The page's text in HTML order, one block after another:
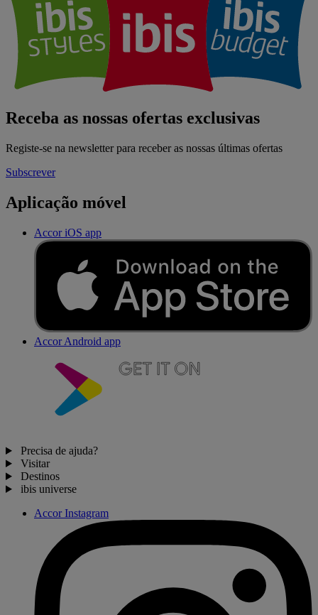
Receba as nossas ofertas exclusivas
Registe-se na newsletter para receber as nossas últimas ofertas
Subscrever
Aplicação móvel
Accor iOS app
Accor Android app
Precisa de ajuda?
Visitar
Destinos
ibis universe
Accor Instagram